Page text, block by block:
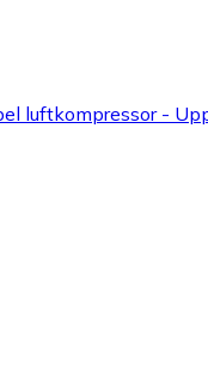
luftkompressor -